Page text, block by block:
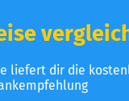
liefert dir die